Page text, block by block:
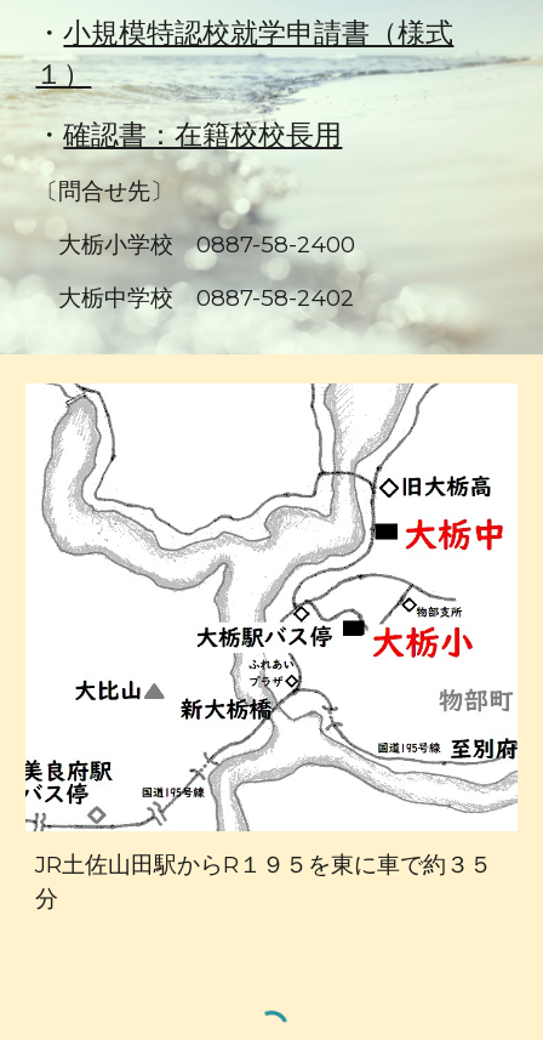
・小規模特認校就学申請書（様式
１）
・確認書：在籍校校長用
〔問合せ先〕
大栃小学校 0887-58-2400
大栃中学校 0887-58-2402
JR土佐山田駅からR１９５を東に車で約３５
分